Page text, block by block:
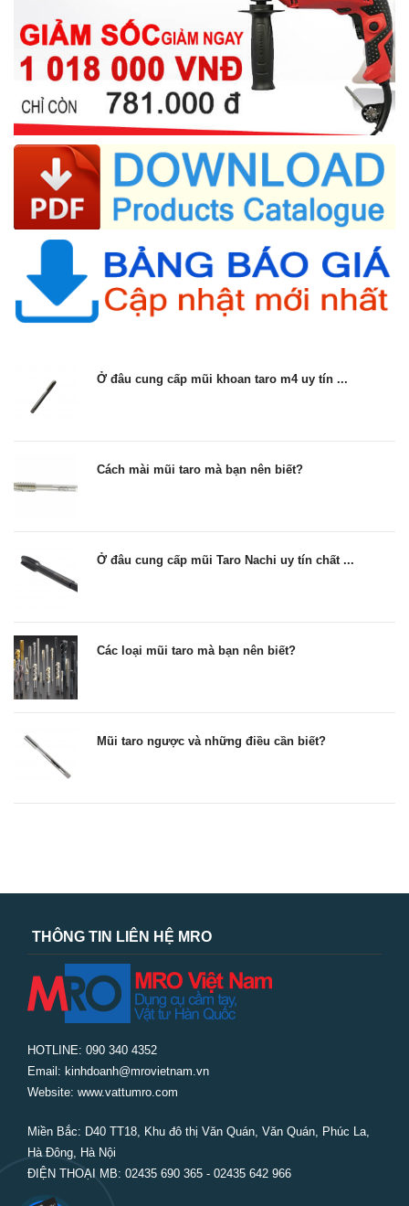
Ở đâu cung cấp mũi khoan taro m4 uy tín ...
Cách mài mũi taro mà bạn nên biết?
Ở đâu cung cấp mũi Taro Nachi uy tín chất ...
Các loại mũi taro mà bạn nên biết?
Mũi taro ngược và những điều cần biết?
THÔNG TIN LIÊN HỆ MRO
HOTLINE: 090 340 4352
Email: kinhdoanh@mrovietnam.vn
Website: www.vattumro.com
Miền Bắc: D40 TT18, Khu đô thị Văn Quán, Văn Quán, Phúc La,
Hà Đông, Hà Nội
ĐIỆN THOẠI MB: 02435 690 365 - 02435 642 966